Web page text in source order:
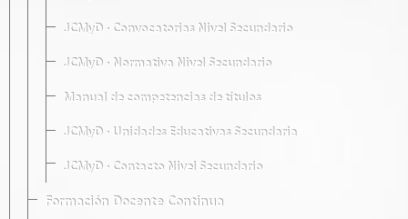
JCMyD · Convocatorias Nivel Secundario
JCMyD · Normativa Nivel Secundario
Manual de competencias de títulos
JCMyD · Unidades Educativas Secundaria
JCMyD · Contacto Nivel Secundario
Formación Docente Continua